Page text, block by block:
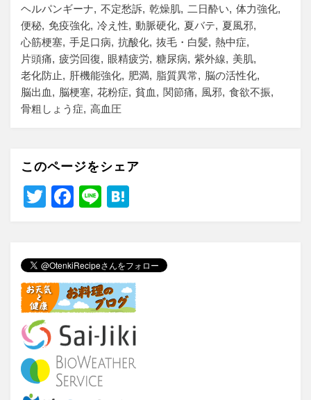
ヘルパンギーナ
不定愁訴 乾燥肌 二日酔い
体力強化
便秘 免疫強化 冷え性 動脈硬化 夏バテ
夏風邪
心筋梗塞 手足口病 抗酸化 抜毛・白髪 熱中症
片頭痛
疲労回復 眼精疲労 糖尿病 紫外線
美肌
老化防止
肝機能強化 肥満 脂質異常
脳の活性化
脳出血
脳梗塞 花粉症 貧血 関節痛 風邪 食欲不振
骨粗しょう症
高血圧
このページをシェア
T
er
F
e
b
o
o
k
Li
n
a